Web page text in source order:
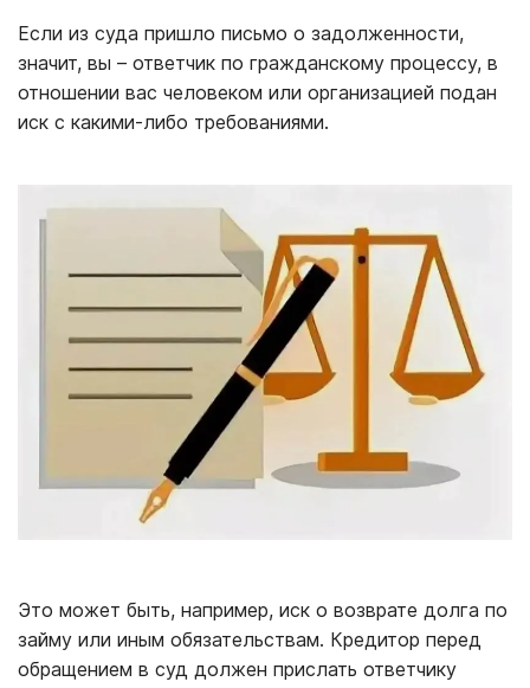
Если из суда пришло письмо о задолженности,
значит, вы – ответчик по гражданскому процессу, в
отношении вас человеком или организацией подан
иск с какими-либо требованиями.
Это может быть, например, иск о возврате долга по
займу или иным обязательствам. Кредитор перед
обращением в суд должен прислать ответчику